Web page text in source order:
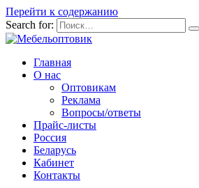
Перейти к содержанию
Search for:
Главная
О нас
Оптовикам
Реклама
Вопросы/ответы
Прайс-листы
Россия
Беларусь
Кабинет
Контакты